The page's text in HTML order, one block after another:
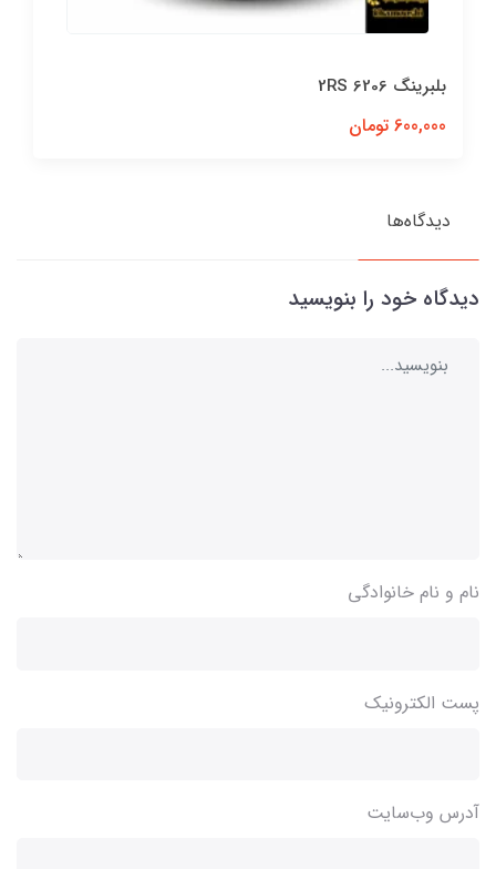
بلبرینگ 6206 2RS
600,000 تومان
دیدگاه‌ها
دیدگاه خود را بنویسید
نام و نام خانوادگی
پست الکترونیک
آدرس وب‌سایت